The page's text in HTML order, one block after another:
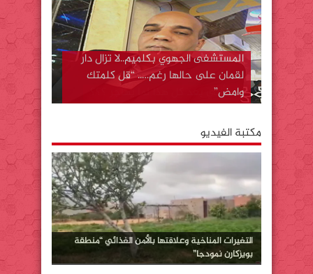
المستشفى الجهوي بكلميم..لا تزال دار
لقمان على حالها رغم….. “قل كلمتك
وامض”
مكتبة الفيديو
التغيرات المناخية وعلاقتها بالأمن الغذائي “منطقة
بويزكارن نمودجا”